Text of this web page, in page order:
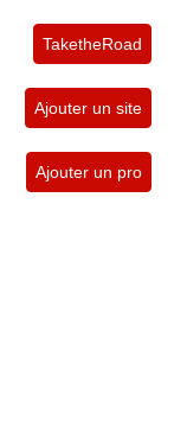
TaketheRoad
Ajouter un site
Ajouter un pro